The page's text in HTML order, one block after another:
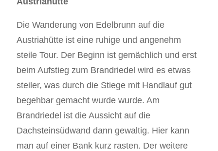
Die Wanderung von Edelbrunn auf die
Austriahütte ist eine ruhige und angenehm
steile Tour. Der Beginn ist gemächlich und erst
beim Aufstieg zum Brandriedel wird es etwas
steiler, was durch die Stiege mit Handlauf gut
begehbar gemacht wurde wurde. Am
Brandriedel ist die Aussicht auf die
Dachsteinsüdwand dann gewaltig. Hier kann
man auf einer Bank kurz rasten. Der weitere